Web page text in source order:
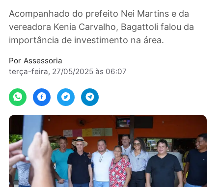
Acompanhado do prefeito Nei Martins e da
vereadora Kenia Carvalho, Bagattoli falou da
importância de investimento na área.
terça-feira, 27/05/2025 às 06:07